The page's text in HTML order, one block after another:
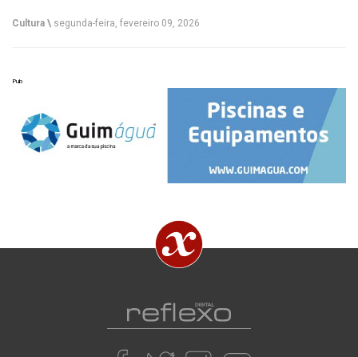
Cultura \ segunda-feira, fevereiro 09, 2026
Pub